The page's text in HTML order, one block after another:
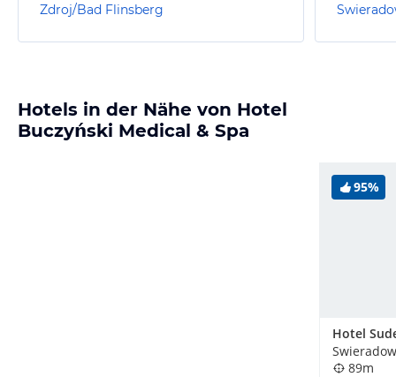
Zdroj/Bad Flinsberg
Hotels in der Nähe von Hotel
Buczyński Medical & Spa
95%
Hotel
89m